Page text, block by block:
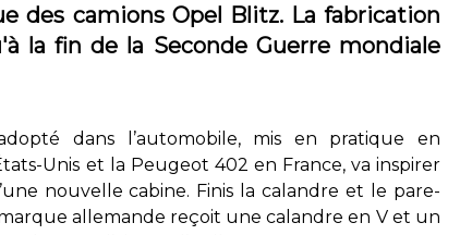
des camions Opel Blitz. La fabrication
la fin de la Seconde Guerre mondiale
dans l’automobile, mis en pratique en
Unis et la Peugeot 402 en France, va inspirer
nouvelle cabine. Finis la calandre et le pare-
allemande reçoit une calandre en V et un